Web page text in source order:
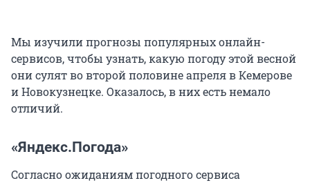
Мы изучили прогнозы популярных онлайн-
сервисов, чтобы узнать, какую погоду этой весной
они сулят во второй половине апреля в Кемерове
и Новокузнецке. Оказалось, в них есть немало
отличий.
«Яндекс.Погода»
Согласно ожиданиям погодного сервиса